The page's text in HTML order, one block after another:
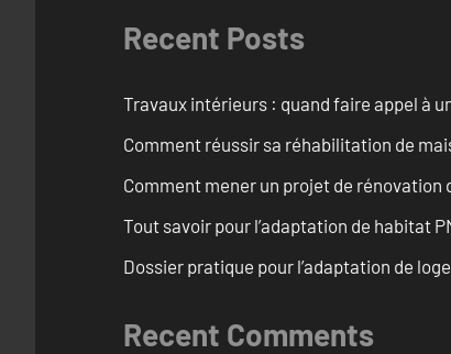
Recent Posts
Travaux intérieurs : quand faire appel à
Comment réussir sa réhabilitation de
Comment mener un projet de
Tout savoir pour l’adaptation de habitat
Dossier pratique pour l’adaptation de
Recent Comments